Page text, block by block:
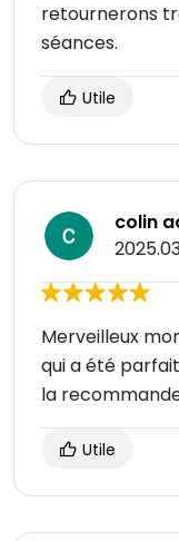
retournerons
séances.
Utile
colin
Merveilleux
qui a été
la recommande
Utile